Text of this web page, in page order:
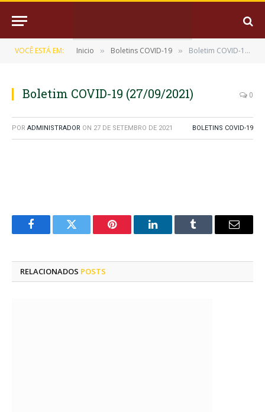
VOCÊ ESTÁ EM: Inicio » Boletins COVID-19 » Boletim COVID-19 (27/09/2021)
Boletim COVID-19 (27/09/2021) 0
POR ADMINISTRADOR ON 27 DE SETEMBRO DE 2021 BOLETINS COVID-19
FacebookTwitter Pinterest LinkedInTumblr
E-
RELACIONADOS POSTS